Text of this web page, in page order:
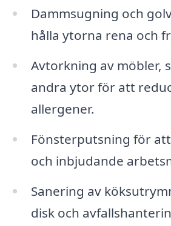
Dammsugning och
hålla ytorna rena och
Avtorkning av möbler,
andra ytor för att
allergener.
Fönsterputsning för
och inbjudande
Sanering av
disk och